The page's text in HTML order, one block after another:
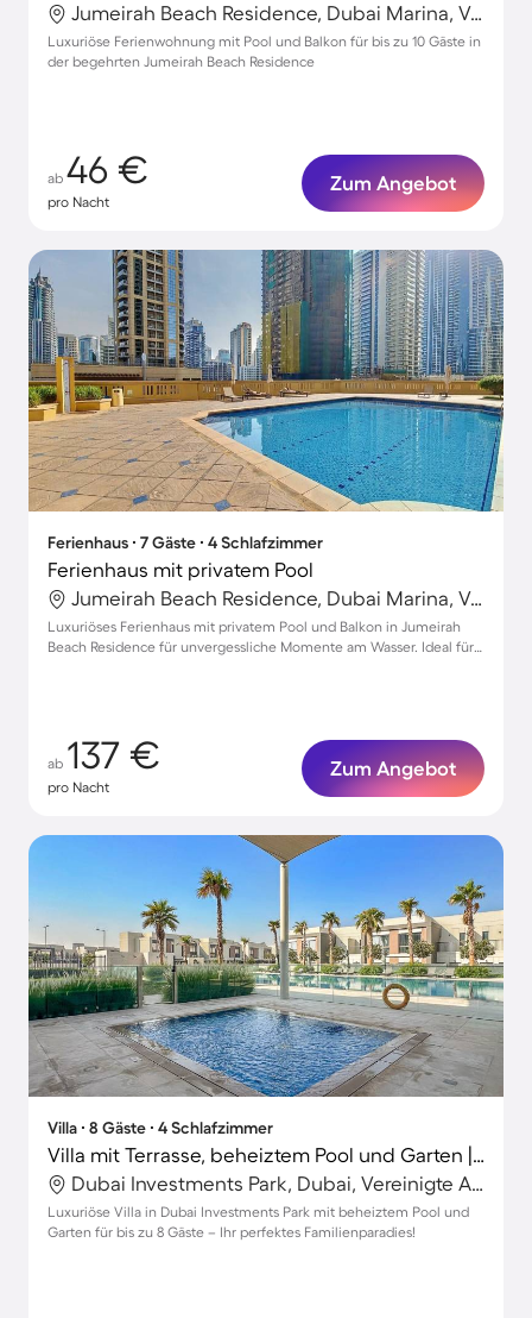
Jumeirah Beach Residence, Dubai Marina, Vereinigte Arabische Emirate
Luxuriöse Ferienwohnung mit Pool und Balkon für bis zu 10 Gäste in
der begehrten Jumeirah Beach Residence
ab 46 €
pro Nacht
Zum Angebot
Ferienhaus ∙ 7 Gäste ∙ 4 Schlafzimmer
Ferienhaus mit privatem Pool
Jumeirah Beach Residence, Dubai Marina, Vereinigte Arabische Emirate
Luxuriöses Ferienhaus mit privatem Pool und Balkon in Jumeirah
Beach Residence für unvergessliche Momente am Wasser. Ideal für 7
ab 137 €
pro Nacht
Zum Angebot
Villa ∙ 8 Gäste ∙ 4 Schlafzimmer
Villa mit Terrasse, beheiztem Pool und Garten | Ideal für Homeoffice
Dubai Investments Park, Dubai, Vereinigte Arabische Emirate
Luxuriöse Villa in Dubai Investments Park mit beheiztem Pool und
Garten für bis zu 8 Gäste – Ihr perfektes Familienparadies!